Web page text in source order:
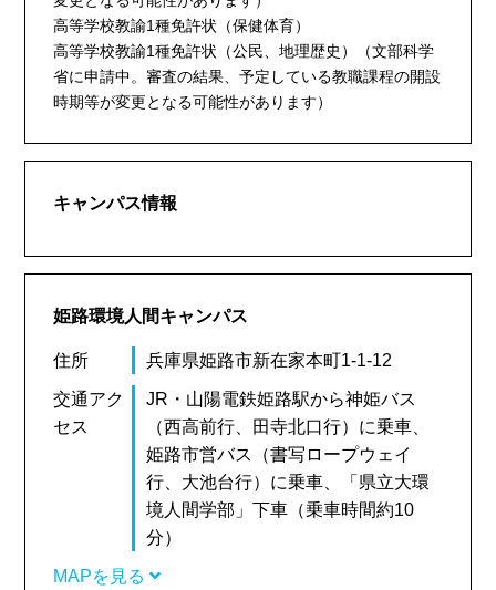
高等学校教諭1種免許状（保健体育）
高等学校教諭1種免許状（公民、地理歴史）（文部科学
省に申請中。審査の結果、予定している教職課程の開設
時期等が変更となる可能性があります）
キャンパス情報
姫路環境人間キャンパス
住所 兵庫県姫路市新在家本町1-1-12
交通アク
セス
JR・山陽電鉄姫路駅から神姫バス
（西高前行、田寺北口行）に乗車、
姫路市営バス（書写ロープウェイ
行、大池台行）に乗車、「県立大環
境人間学部」下車（乗車時間約10
分）
MAPを見る